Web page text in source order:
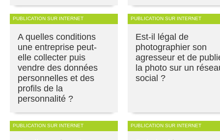
PUBLICATION SUR INTERNET
A quelles conditions
une entreprise peut-
elle collecter puis
vendre des données
personnelles et des
profils de la
personnalité ?
PUBLICATION SUR INTERNET
Est-il légal de
photographier son
agresseur et de
la photo sur un
social ?
PUBLICATION SUR INTERNET PUBLICATION SUR INTERNET